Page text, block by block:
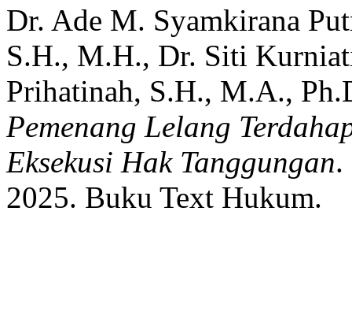
Dr. Ade M. Syamkirana
S.H., M.H., Dr. Siti
Prihatinah, S.H., M.A.,
Pemenang Lelang
Eksekusi Hak Tanggungan.
2025. Buku Text Hukum.